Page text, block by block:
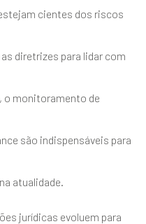
cientes dos riscos
diretrizes para lidar com
o monitoramento de
são indispensáveis para
atualidade.
jurídicas evoluem para